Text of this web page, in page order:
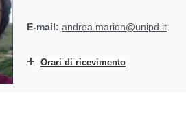
E-mail: andrea.marion@unipd.it
Orari di ricevimento